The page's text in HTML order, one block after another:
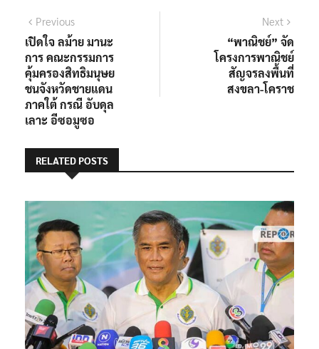
Previous
เปิดใจ ลม้าย มานะ
การ คณะกรรมการ
คุ้มครองสิทธิมนุษย
ชนจังหวัดชายแดน
ภาคใต้ กรณี อับดุล
เลาะ อีซอมูซอ
Next
“พาณิชย์” จัด
โครงการพาณิชย์
สัญจรลงพื้นที่
สงขลา-โคราช
RELATED POSTS